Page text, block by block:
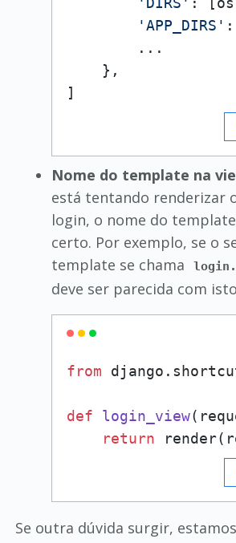
'APP_DIRS' :
        ...
    },
Nome do template na
está tentando renderizar
login, o nome do
certo. Por exemplo, se o
template se chama
deve ser parecida com
from
def login_view(
return
Se outra dúvida surgir,